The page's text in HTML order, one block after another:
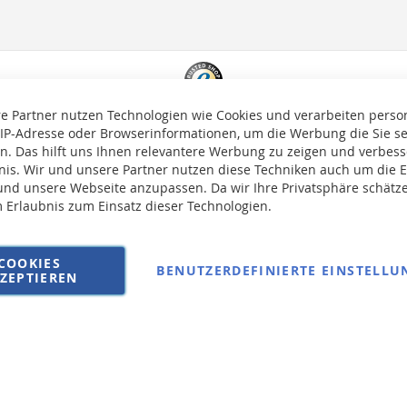
Partner nutzen Technologien wie Cookies und verarbeiten
Adresse oder Browserinformationen, um die Werbung die Sie
Das hilft uns Ihnen relevantere Werbung zu zeigen und
Wir und unsere Partner nutzen diese Techniken auch um die
unsere Webseite anzupassen. Da wir Ihre Privatsphäre
zum Einsatz dieser Technologien.
BENUTZERDEFINIERTE